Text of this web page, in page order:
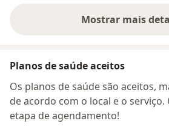
Mostrar maissobre
Planos de saúde aceitos
Os planos de saúde são aceitos,
de acordo com o local e o
etapa de agendamento!